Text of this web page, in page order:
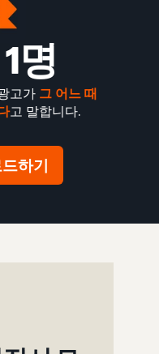
명
고가 그 어느 때
고 말합니다.
하기